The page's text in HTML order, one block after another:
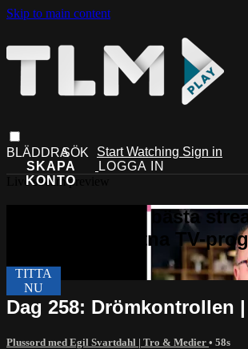
Skip to main content
Start Watching Sign in
Live stream preview
Dag 258: Drömkontrollen
Plussord med Egil Svartdahl | Tro & Medier • 58s